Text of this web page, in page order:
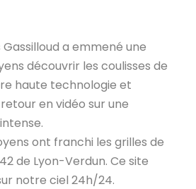
a emmené une
découvrir les coulisses de
haute technologie et
en vidéo sur une
ont franchi les grilles de
de Lyon-Verdun. Ce site
notre ciel 24h/24.